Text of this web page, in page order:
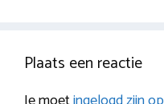
Plaats een reactie